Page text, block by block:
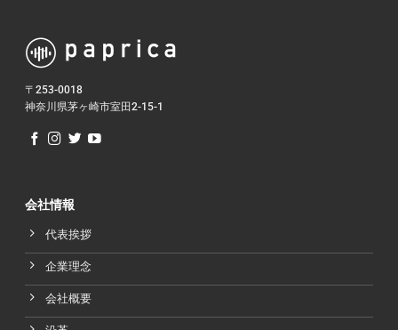
〒253-0018
神奈川県茅ヶ崎市室田2-15-1
会社情報
代表挨拶
企業理念
会社概要